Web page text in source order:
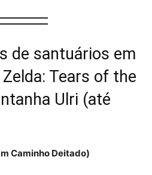
de santuários em
Tears of the
Ulri (até
Caminho Deitado)